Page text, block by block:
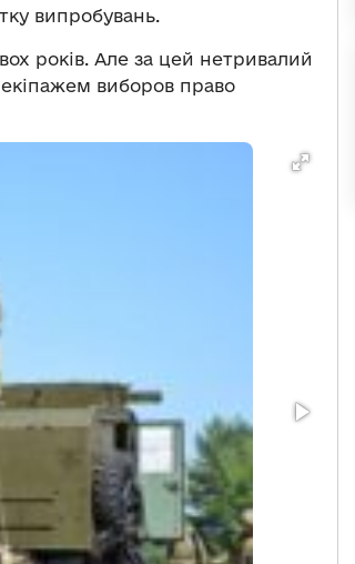
випробувань.
років. Але за цей нетривалий
екіпажем виборов право